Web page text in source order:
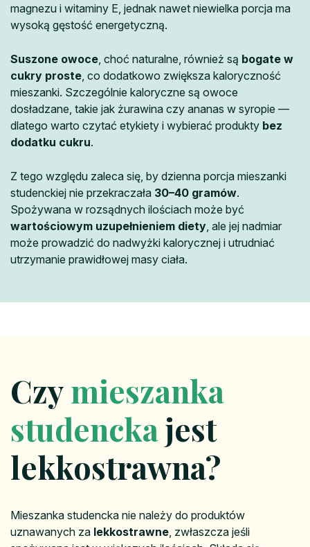
magnezu i witaminy E, jednak nawet niewielka porcja ma
wysoką gęstość energetyczną.
Suszone owoce , choć naturalne, również są bogate w
cukry proste , co dodatkowo zwiększa kaloryczność
mieszanki. Szczególnie kaloryczne są owoce
dosładzane, takie jak żurawina czy ananas w syropie —
dlatego warto czytać etykiety i wybierać produkty bez
dodatku cukru.
Z tego względu zaleca się, by dzienna porcja mieszanki
studenckiej nie przekraczała 30–40 gramów.
Spożywana w rozsądnych ilościach może być
wartościowym uzupełnieniem diety , ale jej nadmiar
może prowadzić do nadwyżki kalorycznej i utrudniać
utrzymanie prawidłowej masy ciała.
Czymieszanka
studenckajest
lekkostrawna?
Mieszanka studencka nie należy do produktów
uznawanych za lekkostrawne , zwłaszcza jeśli